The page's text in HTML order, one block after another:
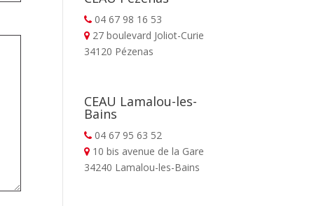
04 67 98 16 53
27 boulevard Joliot-Curie
34120 Pézenas
CEAU Lamalou-les-
Bains
04 67 95 63 52
10 bis avenue de la Gare
34240 Lamalou-les-Bains